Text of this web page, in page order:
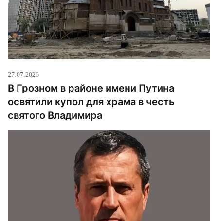
27.07.2026
В Грозном в районе имени Путина
освятили купол для храма в честь
святого Владимира